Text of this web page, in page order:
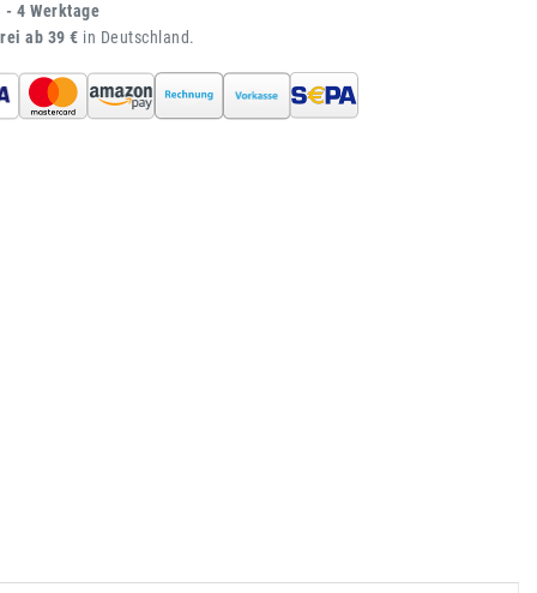
4 Werktage
ab 39 € in Deutschland.